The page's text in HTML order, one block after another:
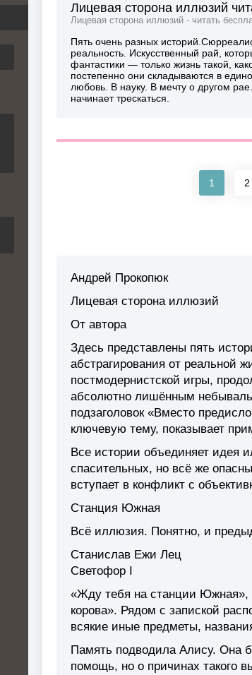
Лицевая сторона иллюзий
Лицевая сторона иллюзий - читать
Пять очень разных
реальность. Искусственный рай,
фантастики — только жизнь такой,
постепенно они складываются в
любовь. В науку. В мечту о другом
начинает трескаться.
1 2
Андрей Прокопюк
Лицевая сторона иллюзий
От автора
Здесь представлены пять
абстрагирования от реальной
постмодернистской игры,
абсолютно лишённым
подзаголовок «Вместо
ключевую тему, показывает
Все истории объединяет идея
спасительных, но всё же
вступает в конфликт с
Станция Южная
Всё иллюзия. Понятно, и
Станислав Ежи Лец
Светофор I
«Жду тебя на станции Южная»,
корова». Рядом с запиской
всякие иные предметы,
Память подводила Алису. Она
помощь, но о причинах такого